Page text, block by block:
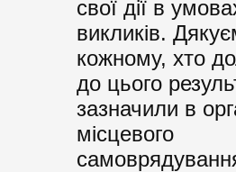
свої дії в
викликів.
кожному, хто
до цього
зазначили в
місцевого